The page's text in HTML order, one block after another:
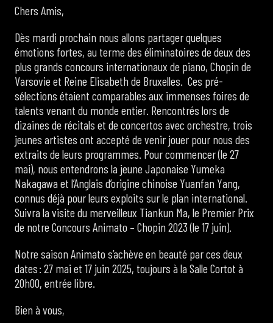
Les contacts
Chers Amis,
Dès mardi prochain nous allons partager quelques
émotions fortes, au terme des éliminatoires de deux des
plus grands concours internationaux de piano, Chopin de
Varsovie et Reine Elisabeth de Bruxelles. Ces pré-
sélections étaient comparables aux immenses foires de
talents venant du monde entier. Rencontrés lors de
dizaines de récitals et de concertos avec orchestre, trois
jeunes artistes ont accepté de venir jouer pour nous des
extraits de leurs programmes. Pour commencer (le 27
mai), nous entendrons la jeune Japonaise Yumeka
Nakagawa et l’Anglais d’origine chinoise Yuanfan Yang,
connus déjà pour leurs exploits sur le plan international.
Suivra la visite du merveilleux Tiankun Ma, le Premier Prix
de notre Concours Animato – Chopin 2023 (le 17 juin).
Notre saison Animato s’achève en beauté par ces deux
dates : 27 mai et 17 juin 2025, toujours à la Salle Cortot à
20h00, entrée libre.
Bien à vous,